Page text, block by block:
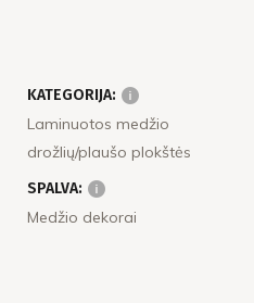
KATEGORIJA:
Laminuotos medžio
drožlių/plaušo plokštės
SPALVA:
Medžio dekorai